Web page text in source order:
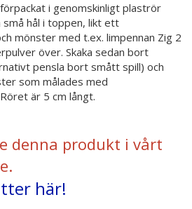
i genomskinligt plaströr
hål i toppen, likt ett
mönster med t.ex. limpennan Zig 2
över. Skaka sedan bort
pensla bort smått spill) och
som målades med
är 5 cm långt.
denna produkt i vårt
här!